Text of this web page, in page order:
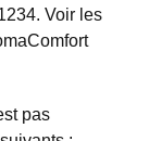
Voir les
pas